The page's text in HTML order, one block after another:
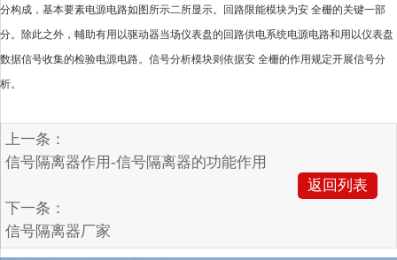
分构成，基本要素电源电路如图所示二所显示。回路限能模块为安 全栅的关键一部
分。除此之外，輔助有用以驱动器当场仪表盘的回路供电系统电源电路和用以仪表盘
数据信号收集的检验电源电路。信号分析模块则依据安 全栅的作用规定开展信号分
析。
上一条：
信号隔离器作用-信号隔离器的功能作用
下一条：
信号隔离器厂家
返回列表